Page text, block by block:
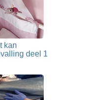
kan
deel 1